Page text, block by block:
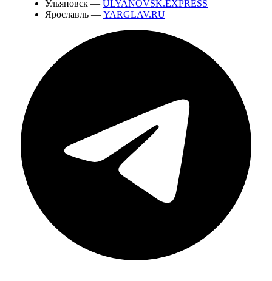
Ульяновск — ULYANOVSK.EXPRESS
Ярославль — YARGLAV.RU